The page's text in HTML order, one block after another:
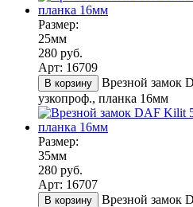
Размер:
25мм
280 руб.
Арт: 16709
В корзину
Врезной замок
узкопроф., планка 16мм
Размер:
35мм
280 руб.
Арт: 16707
В корзину
Врезной замок